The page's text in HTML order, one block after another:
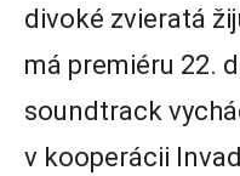
divoké zvieratá
má premiéru 22.
soundtrack
v kooperácii